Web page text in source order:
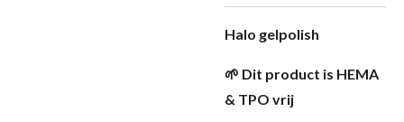
Halo gelpolish
🌱 Dit product is HEMA
& TPO vrij